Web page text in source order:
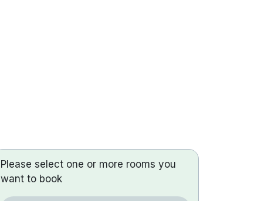
Please select one or more rooms you
want to book